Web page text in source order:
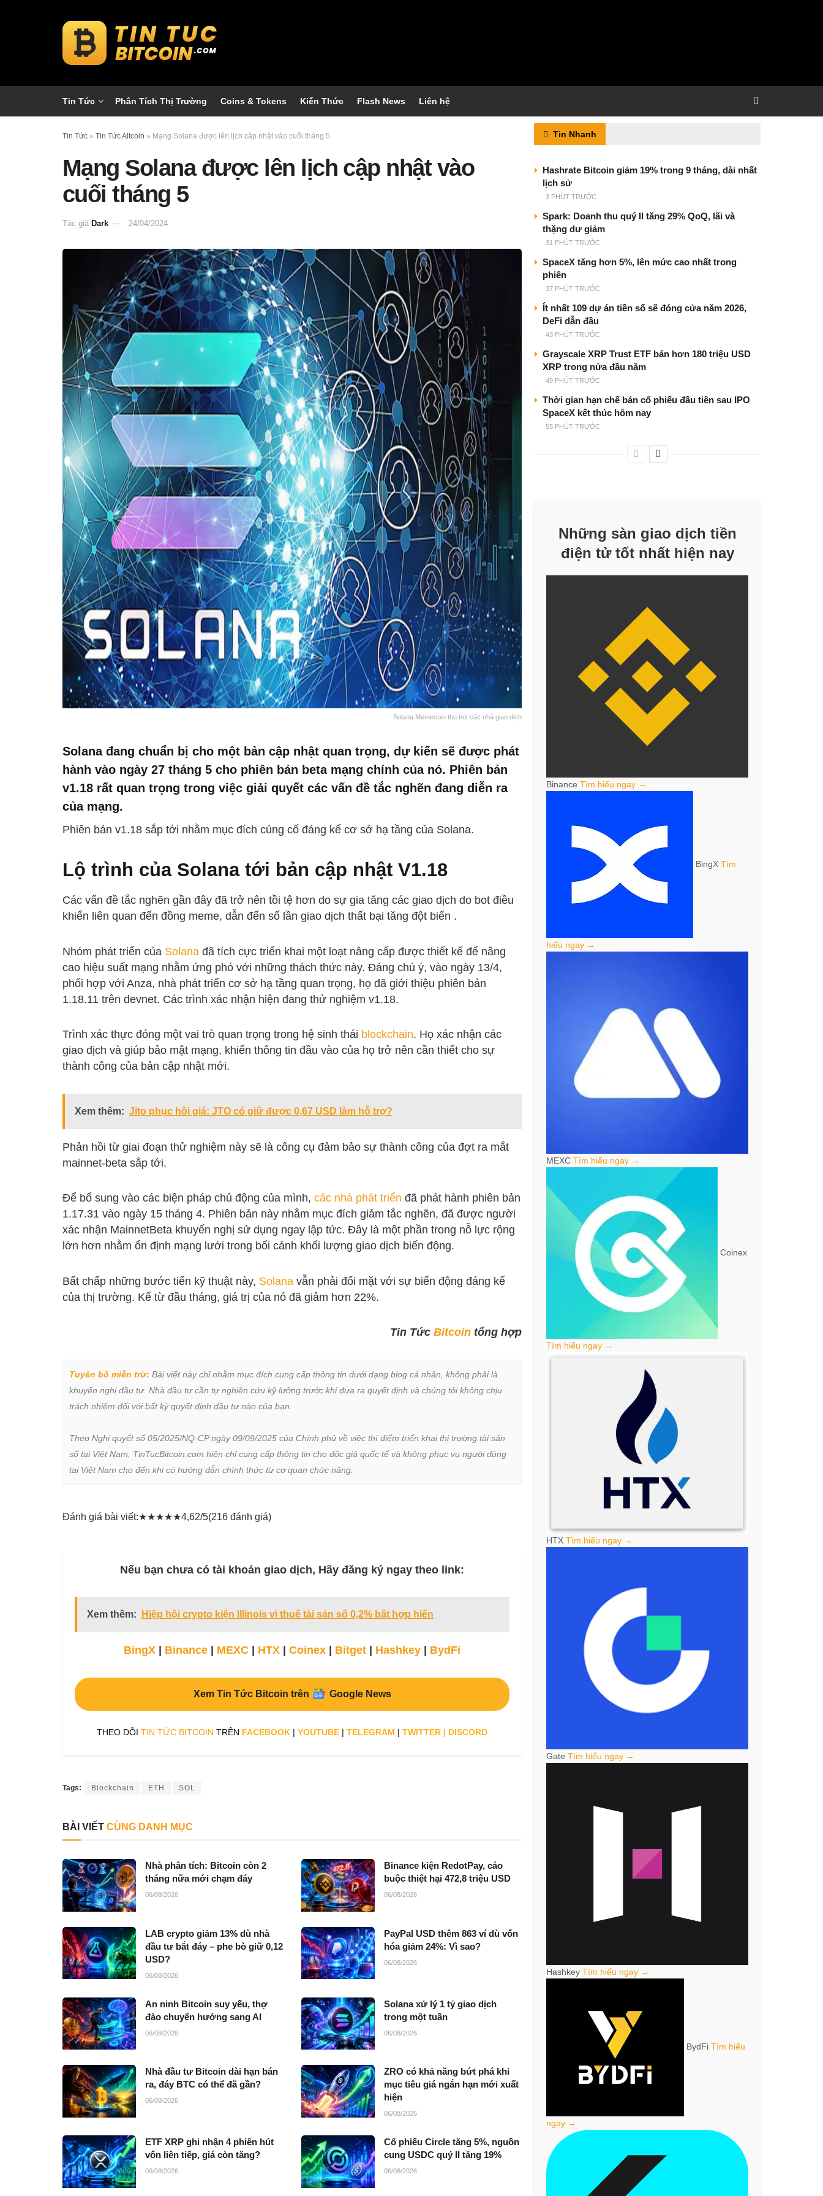
Tin Tức Phân Tích Thị Trường Coins & Tokens Kiến Thức Flash News Liên hệ
Tin Tức » Tin Tức Altcoin » Mạng Solana được lên lịch cập nhật vào cuối tháng 5
Mạng Solana được lên lịch cập nhật vào
cuối tháng 5
Tác giả Dark 24/04/2024
Solana Memecoin thu hút các nhà giao dịch
Solana đang chuẩn bị cho một bản cập nhật quan trọng, dự kiến ​​sẽ được phát
hành vào ngày 27 tháng 5 cho phiên bản beta mạng chính của nó. Phiên bản
v1.18 rất quan trọng trong việc giải quyết các vấn đề tắc nghẽn đang diễn ra
của mạng.
Phiên bản v1.18 sắp tới nhằm mục đích củng cố đáng kể cơ sở hạ tầng của Solana.
Lộ trình của Solana tới bản cập nhật V1.18
Các vấn đề tắc nghẽn gần đây đã trở nên tồi tệ hơn do sự gia tăng các giao dịch do bot điều
khiển liên quan đến đồng meme, dẫn đến số lần giao dịch thất bại tăng đột biến .
Nhóm phát triển của Solana đã tích cực triển khai một loạt nâng cấp được thiết kế để nâng
cao hiệu suất mạng nhằm ứng phó với những thách thức này. Đáng chú ý, vào ngày 13/4,
phối hợp với Anza, nhà phát triển cơ sở hạ tầng quan trọng, họ đã giới thiệu phiên bản
1.18.11 trên devnet. Các trình xác nhận hiện đang thử nghiệm v1.18.
Trình xác thực đóng một vai trò quan trọng trong hệ sinh thái blockchain. Họ xác nhận các
giao dịch và giúp bảo mật mạng, khiến thông tin đầu vào của họ trở nên cần thiết cho sự
thành công của bản cập nhật mới.
Xem thêm: Jito phục hồi giá: JTO có giữ được 0,67 USD làm hỗ trợ?
Phản hồi từ giai đoạn thử nghiệm này sẽ là công cụ đảm bảo sự thành công của đợt ra mắt
mainnet-beta sắp tới.
Để bổ sung vào các biện pháp chủ động của mình, các nhà phát triển đã phát hành phiên bản
1.17.31 vào ngày 15 tháng 4. Phiên bản này nhằm mục đích giảm tắc nghẽn, đã được người
xác nhận MainnetBeta khuyến nghị sử dụng ngay lập tức. Đây là một phần trong nỗ lực rộng
lớn hơn nhằm ổn định mạng lưới trong bối cảnh khối lượng giao dịch biến động.
Bất chấp những bước tiến kỹ thuật này, Solana vẫn phải đối mặt với sự biến động đáng kể
của thị trường. Kể từ đầu tháng, giá trị của nó đã giảm hơn 22%.
Tin Tức Bitcoin tổng hợp
Tuyên bố miễn trừ: Bài viết này chỉ nhằm mục đích cung cấp thông tin dưới dạng blog cá nhân, không phải là
khuyến nghị đầu tư. Nhà đầu tư cần tự nghiên cứu kỹ lưỡng trước khi đưa ra quyết định và chúng tôi không chịu
trách nhiệm đối với bất kỳ quyết định đầu tư nào của bạn.
Theo Nghị quyết số 05/2025/NQ-CP ngày 09/09/2025 của Chính phủ về việc thí điểm triển khai thị trường tài sản
số tại Việt Nam, TinTucBitcoin.com hiện chỉ cung cấp thông tin cho độc giả quốc tế và không phục vụ người dùng
tại Việt Nam cho đến khi có hướng dẫn chính thức từ cơ quan chức năng.
Đánh giá bài viết:★★★★★4,62/5(216 đánh giá)
Nếu bạn chưa có tài khoản giao dịch, Hãy đăng ký ngay theo link:
Xem thêm: Hiệp hội crypto kiện Illinois vì thuế tài sản số 0,2% bất hợp hiến
BingX Binance MEXC HTX Coinex Bitget Hashkey BydFi
Xem Tin Tức Bitcoin trên Google News
THEO DÕI TIN TỨC BITCOIN TRÊN FACEBOOK | YOUTUBE | TELEGRAM | TWITTER | DISCORD
Tags: Blockchain ETH SOL
BÀI VIẾT CÙNG DANH MỤC
Nhà phân tích: Bitcoin còn 2
tháng nữa mới chạm đáy
06/08/2026
Binance kiện RedotPay, cáo
buộc thiệt hại 472,8 triệu USD
06/08/2026
LAB crypto giảm 13% dù nhà
đầu tư bắt đáy – phe bò giữ 0,12
USD?
06/08/2026
PayPal USD thêm 863 ví dù vốn
hóa giảm 24%: Vì sao?
06/08/2026
An ninh Bitcoin suy yếu, thợ
đào chuyển hướng sang AI
06/08/2026
Solana xử lý 1 tỷ giao dịch
trong một tuần
06/08/2026
Nhà đầu tư Bitcoin dài hạn bán
ra, đáy BTC có thể đã gần?
06/08/2026
ZRO có khả năng bứt phá khi
mục tiêu giá ngắn hạn mới xuất
hiện
06/08/2026
ETF XRP ghi nhận 4 phiên hút
vốn liên tiếp, giá còn tăng?
06/08/2026
Cổ phiếu Circle tăng 5%, nguồn
cung USDC quý II tăng 19%
06/08/2026
Tin Nhanh
Hashrate Bitcoin giảm 19% trong 9 tháng, dài nhất
lịch sử
3 PHÚT TRƯỚC
Spark: Doanh thu quý II tăng 29% QoQ, lãi và
thặng dư giảm
31 PHÚT TRƯỚC
SpaceX tăng hơn 5%, lên mức cao nhất trong
phiên
37 PHÚT TRƯỚC
Ít nhất 109 dự án tiền số sẽ đóng cửa năm 2026,
DeFi dẫn đầu
43 PHÚT TRƯỚC
Grayscale XRP Trust ETF bán hơn 180 triệu USD
XRP trong nửa đầu năm
49 PHÚT TRƯỚC
Thời gian hạn chế bán cổ phiếu đầu tiên sau IPO
SpaceX kết thúc hôm nay
55 PHÚT TRƯỚC
Những sàn giao dịch tiền
điện tử tốt nhất hiện nay
Binance Tìm hiểu ngay →
BingX Tìm
hiểu ngay →
MEXC Tìm hiểu ngay →
Coinex
Tìm hiểu ngay →
HTX Tìm hiểu ngay →
Gate Tìm hiểu ngay →
Hashkey Tìm hiểu ngay →
BydFi Tìm hiểu
ngay →